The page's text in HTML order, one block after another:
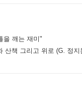
을 깨는 재미"
산책 그리고 위로 (G. 정지